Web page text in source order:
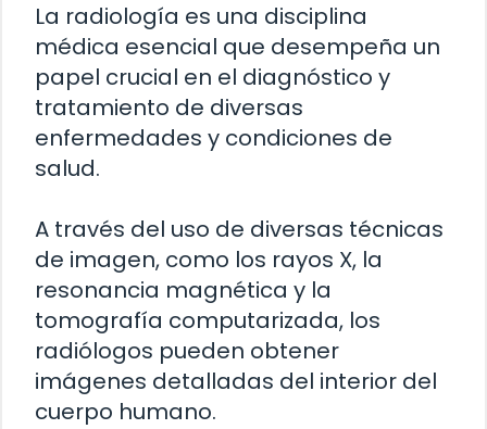
La radiología es una disciplina
médica esencial que desempeña un
papel crucial en el diagnóstico y
tratamiento de diversas
enfermedades y condiciones de
salud.
A través del uso de diversas técnicas
de imagen, como los rayos X, la
resonancia magnética y la
tomografía computarizada, los
radiólogos pueden obtener
imágenes detalladas del interior del
cuerpo humano.